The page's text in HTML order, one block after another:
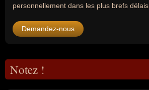
personnellement dans les plus brefs délais.
Demandez-nous
Notez !